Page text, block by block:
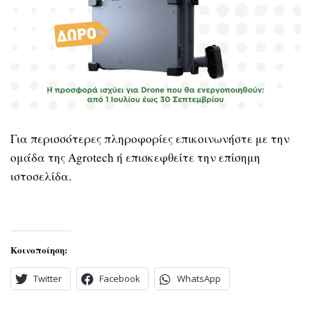
Για περισσότερες πληροφορίες επικοινωνήστε με την
ομάδα της Agrotech ή επισκεφθείτε την επίσημη
ιστοσελίδα.
Κοινοποίηση:
Twitter Facebook WhatsApp